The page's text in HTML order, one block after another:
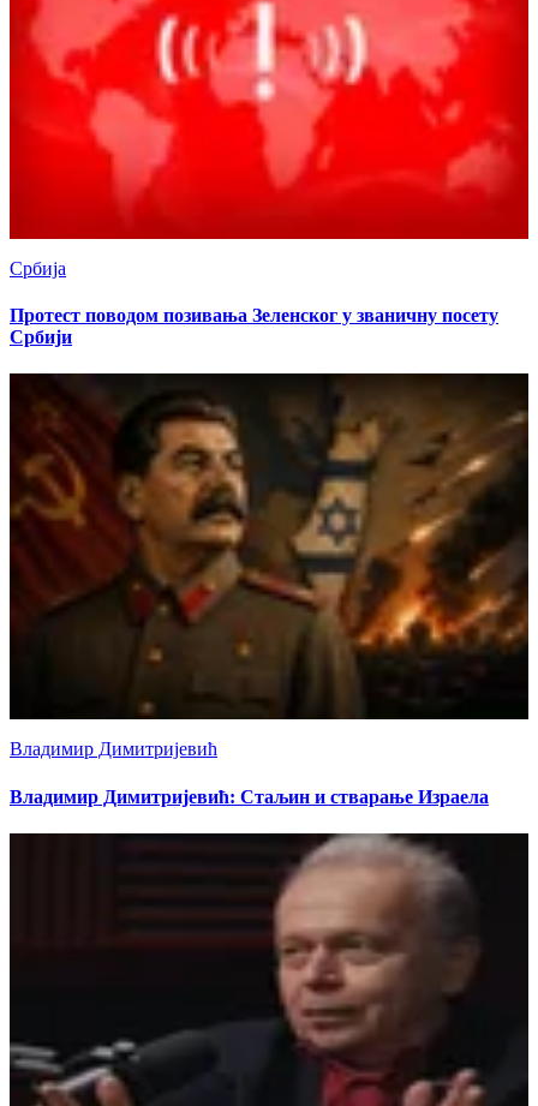
Србија
Протест поводом позивања Зеленског у званичну посету
Србији
Владимир Димитријевић
Владимир Димитријевић: Стаљин и стварање Израела